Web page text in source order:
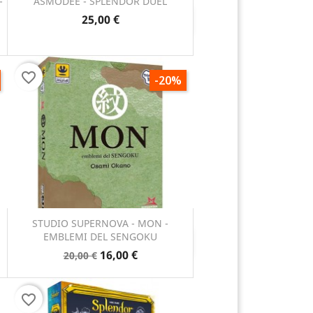
25,00 €
Anteprima
STUDIO SUPERNOVA - MON -
EMBLEMI DEL SENGOKU
20,00 € 16,00 €
-20%
Anteprima
favorite_border
favorite_border